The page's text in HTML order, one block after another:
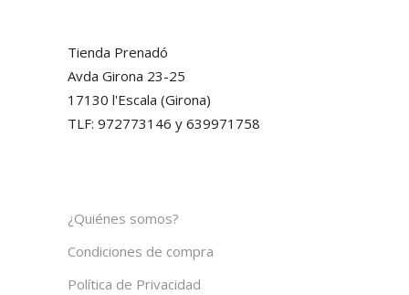
Tienda Prenadó
Avda Girona 23-25
17130 l'Escala (Girona)
TLF: 972773146 y 639971758
¿Quiénes somos?
Condiciones de compra
Política de Privacidad